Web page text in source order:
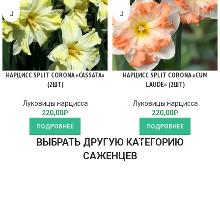
НАРЦИСС SPLIT CORONA «CASSATA»
(2ШТ)
Луковицы нарцисса
220,00₽
ПОДРОБНЕЕ
НАРЦИСС SPLIT CORONA «CUM
LAUDE» (2ШТ)
Луковицы нарцисса
220,00₽
ПОДРОБНЕЕ
ВЫБРАТЬ ДРУГУЮ КАТЕГОРИЮ
САЖЕНЦЕВ